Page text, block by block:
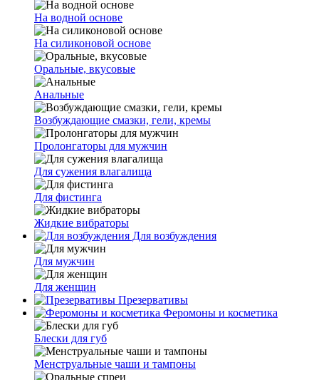
На водной основе
На силиконовой основе
Оральные, вкусовые
Анальные
Возбуждающие смазки, гели, кремы
Пролонгаторы для мужчин
Для сужения влагалища
Для фистинга
Жидкие вибраторы
Для возбуждения
Для мужчин
Для женщин
Презервативы
Феромоны и косметика
Блески для губ
Менструальные чаши и тампоны